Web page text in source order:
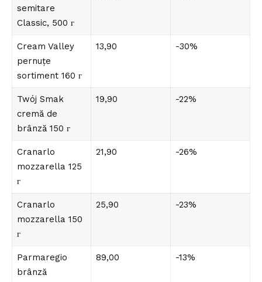
semitare
Classic, 500 г
Cream Valley
pernuțe
sortiment 160 г
13,90 -30%
Twój Smak
cremă de
brânză 150 г
19,90 -22%
Cranarlo
mozzarella 125
г
21,90 -26%
Cranarlo
mozzarella 150
г
25,90 -23%
Parmaregio
brânză
89,00 -13%